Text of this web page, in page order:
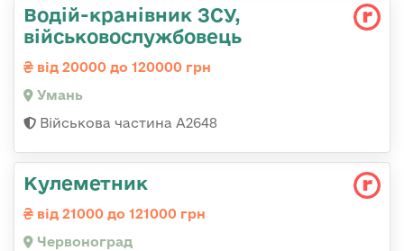
Водій-кранівник ЗСУ,
військовослужбовець
від 20000 до 120000 грн
Умань
Військова частина А2648
Кулеметник
від 21000 до 121000 грн
Червоноград